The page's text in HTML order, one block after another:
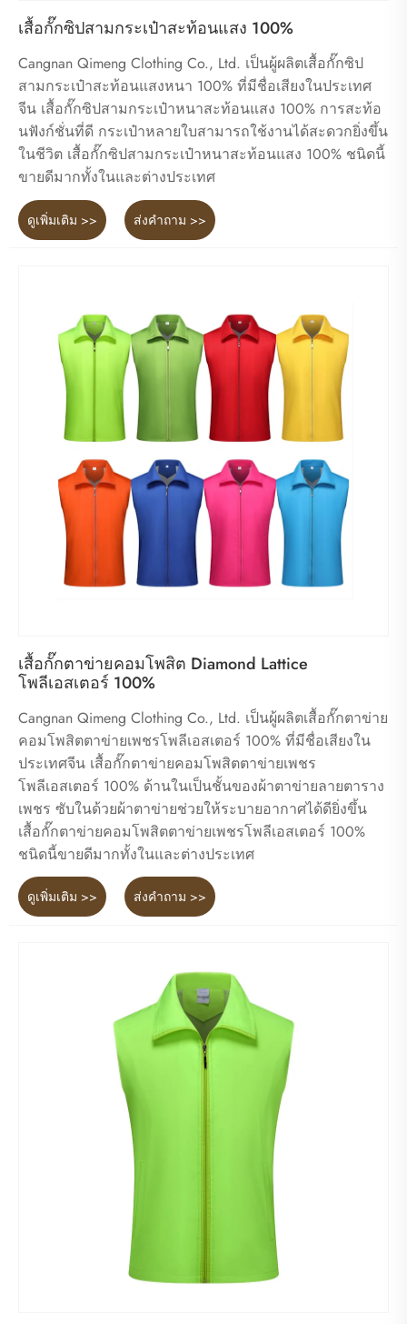
เสื้อกั๊กซิปสามกระเป๋าสะท้อนแสง 100%
Cangnan Qimeng Clothing Co., Ltd. เป็นผู้ผลิตเสื้อกั๊กซิป
สามกระเป๋าสะท้อนแสงหนา 100% ที่มีชื่อเสียงในประเทศ
จีน เสื้อกั๊กซิปสามกระเป๋าหนาสะท้อนแสง 100% การสะท้อ
นฟังก์ชั่นที่ดี กระเป๋าหลายใบสามารถใช้งานได้สะดวกยิ่งขึ้น
ในชีวิต เสื้อกั๊กซิปสามกระเป๋าหนาสะท้อนแสง 100% ชนิดนี้
ขายดีมากทั้งในและต่างประเทศ
ดูเพิ่มเติม >> ส่งคำถาม >>
เสื้อกั๊กตาข่ายคอมโพสิต Diamond Lattice
โพลีเอสเตอร์ 100%
Cangnan Qimeng Clothing Co., Ltd. เป็นผู้ผลิตเสื้อกั๊กตาข่าย
คอมโพสิตตาข่ายเพชรโพลีเอสเตอร์ 100% ที่มีชื่อเสียงใน
ประเทศจีน เสื้อกั๊กตาข่ายคอมโพสิตตาข่ายเพชร
โพลีเอสเตอร์ 100% ด้านในเป็นชั้นของผ้าตาข่ายลายตาราง
เพชร ซับในด้วยผ้าตาข่ายช่วยให้ระบายอากาศได้ดียิ่งขึ้น
เสื้อกั๊กตาข่ายคอมโพสิตตาข่ายเพชรโพลีเอสเตอร์ 100%
ชนิดนี้ขายดีมากทั้งในและต่างประเทศ
ดูเพิ่มเติม >> ส่งคำถาม >>